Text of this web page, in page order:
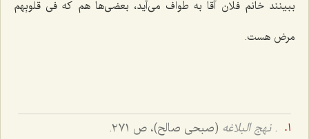
ببینند خانم فلان آقا به طواف مى‌آید، بعضى‌ها هم که فى قلوبِهم
مرض هست.
.نهج البلاغه (صبحی صالح)، ص ٢٧١.